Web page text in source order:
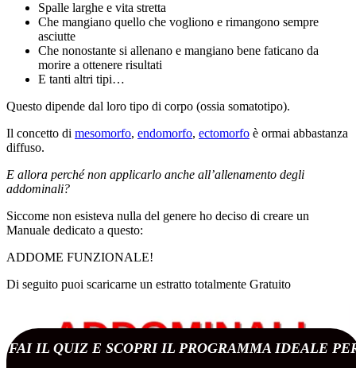
Spalle larghe e vita stretta
Che mangiano quello che vogliono e rimangono sempre
asciutte
Che nonostante si allenano e mangiano bene faticano da
morire a ottenere risultati
E tanti altri tipi…
Questo dipende dal loro tipo di corpo (ossia somatotipo).
Il concetto di mesomorfo, endomorfo, ectomorfo è ormai abbastanza
diffuso.
E allora perché non applicarlo anche all’allenamento degli
addominali?
Siccome non esisteva nulla del genere ho deciso di creare un
Manuale dedicato a questo:
ADDOME FUNZIONALE!
Di seguito puoi scaricarne un estratto totalmente Gratuito
FAI IL QUIZ E SCOPRI IL PROGRAMMA IDEALE